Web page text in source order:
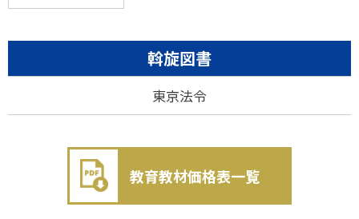
斡旋図書
東京法令
教育教材価格表一覧